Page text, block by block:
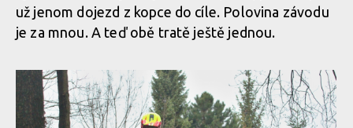
už jenom dojezd z kopce do cíle. Polovina závodu
je za mnou. A teď obě tratě ještě jednou.